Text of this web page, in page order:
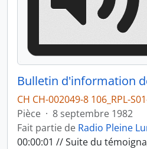
CH CH-002049-8 106_RPL-
Pièce · 8 septembre 1982
Fait partie de Radio Pleine
00:00:01 // Suite du